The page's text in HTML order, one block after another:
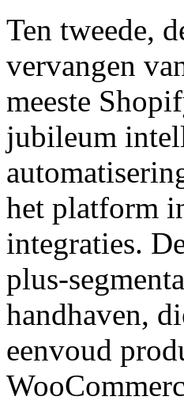
Ten tweede,
vervangen
meeste
jubileum
het platform
integraties.
plus-
handhaven,
eenvoud